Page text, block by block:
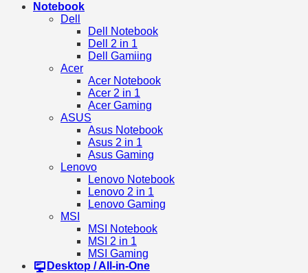
Notebook
Dell
Dell Notebook
Dell 2 in 1
Dell Gamiing
Acer
Acer Notebook
Acer 2 in 1
Acer Gaming
ASUS
Asus Notebook
Asus 2 in 1
Asus Gaming
Lenovo
Lenovo Notebook
Lenovo 2 in 1
Lenovo Gaming
MSI
MSI Notebook
MSI 2 in 1
MSI Gaming
Desktop / All-in-One